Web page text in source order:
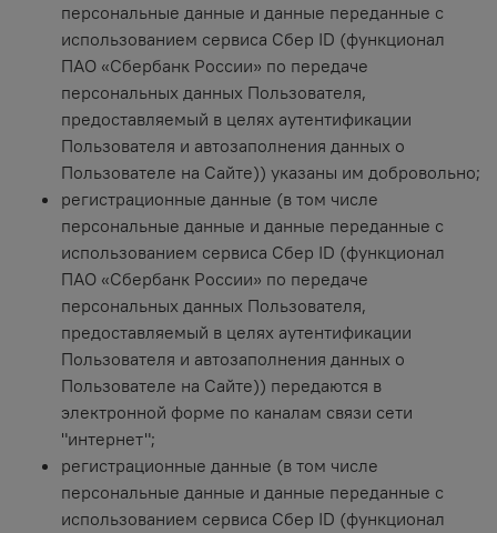
персональные данные и данные переданные с
использованием сервиса Сбер ID (функционал
ПАО «Сбербанк России» по передаче
персональных данных Пользователя,
предоставляемый в целях аутентификации
Пользователя и автозаполнения данных о
Пользователе на Сайте)) указаны им добровольно;
регистрационные данные (в том числе
персональные данные и данные переданные с
использованием сервиса Сбер ID (функционал
ПАО «Сбербанк России» по передаче
персональных данных Пользователя,
предоставляемый в целях аутентификации
Пользователя и автозаполнения данных о
Пользователе на Сайте)) передаются в
электронной форме по каналам связи сети
"интернет";
регистрационные данные (в том числе
персональные данные и данные переданные с
использованием сервиса Сбер ID (функционал